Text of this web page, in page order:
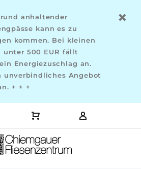
anhaltender
kann es zu
kommen. Bei kleinen
unter 500 EUR fällt
Energiezuschlag an.
unverbindliches Angebot
+ + +